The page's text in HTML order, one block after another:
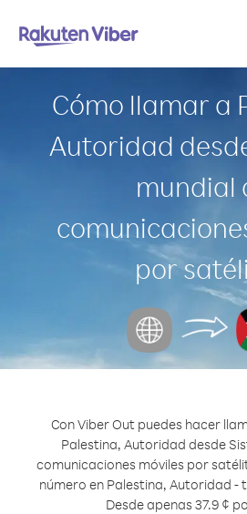
Cómo llamar a
Autoridad
mundial
por
Con Viber Out puedes hacer
Palestina, Autoridad desde
comunicaciones móviles por
número en Palestina, Autoridad -
Desde apenas 37.9 ¢